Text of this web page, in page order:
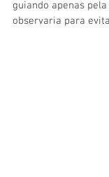
guiando apenas
observaria para